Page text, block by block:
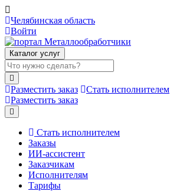
Челябинская область
Войти
Каталог услуг
Разместить заказ
Стать исполнителем
Разместить заказ
Стать исполнителем
Заказы
ИИ-ассистент
Заказчикам
Исполнителям
Тарифы